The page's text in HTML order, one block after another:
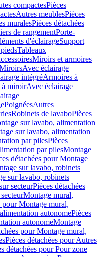
compactesPièces
Autres meublesPièces
muralesPièces détachées
de rangementPorte-
d'éclairageSupport
Tableaux
Miroirs et armoires
Avec éclairage
intégréArmoires à
à miroirAvec éclairage
PoignéesAutres
Robinets de lavaboPièces
sur lavabo, alimentation
sur lavabo, alimentation
par pilesPièces
par pilesMontage
détachées pour Montage
sur lavabo, robinets
sur lavabo, robinets
secteurPièces détachées
Montage mural,
pour Montage mural,
autonomePièces
autonomeMontage
pour Montage mural,
Pièces détachées pour Autres
détachées pour Pour zone